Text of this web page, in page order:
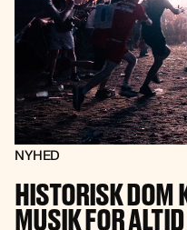
NYHED
HISTORISK
MUSIK FOR ALTID